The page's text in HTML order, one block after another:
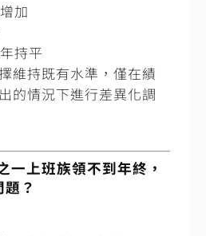
加
持平
維持既有水準，僅在績
的情況下進行差異化調
一上班族領不到年終，
？